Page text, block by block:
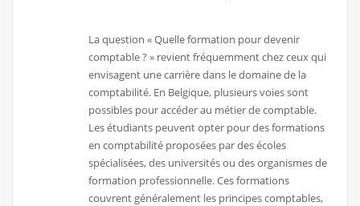
La question « Quelle formation pour devenir
comptable ? » revient fréquemment chez ceux qui
envisagent une carrière dans le domaine de la
comptabilité. En Belgique, plusieurs voies sont
possibles pour accéder au métier de comptable.
Les étudiants peuvent opter pour des formations
en comptabilité proposées par des écoles
spécialisées, des universités ou des organismes de
formation professionnelle. Ces formations
couvrent généralement les principes comptables,